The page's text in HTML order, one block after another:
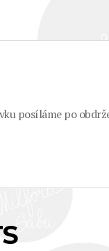
posíláme po